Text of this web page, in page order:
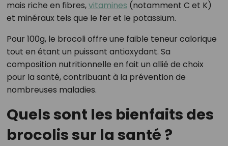
mais riche en fibres,vitamines (notamment C et K)
et minéraux tels que le fer et le potassium.
Pour 100g, le brocoli offre une faible teneur calorique
tout en étant un puissant antioxydant. Sa
composition nutritionnelle en fait un allié de choix
pour la santé, contribuant à la prévention de
nombreuses maladies.
Quels sont les bienfaits des
brocolis sur la santé ?